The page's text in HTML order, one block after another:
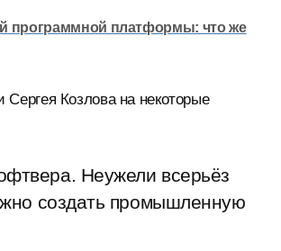
программной платформы: что же
Козлова на некоторые
Неужели всерьёз
создать промышленную